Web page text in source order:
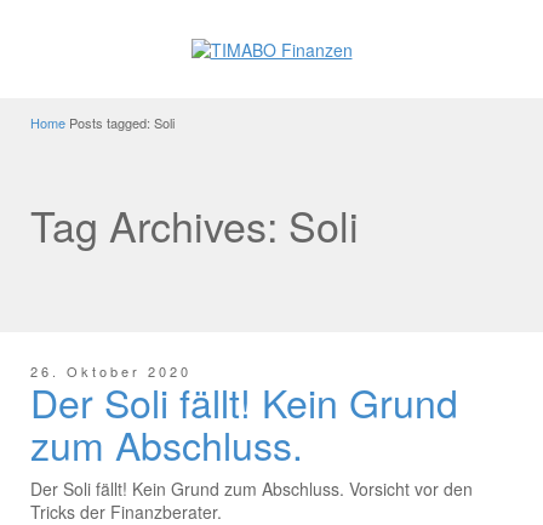
Home Posts tagged: Soli
Tag Archives: Soli
26. Oktober 2020
Der Soli fällt! Kein Grund
zum Abschluss.
Der Soli fällt! Kein Grund zum Abschluss. Vorsicht vor den
Tricks der Finanzberater.